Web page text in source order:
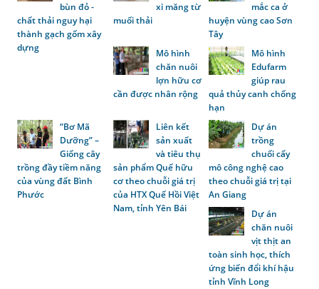
bùn đỏ -
chất thải nguy hại
thành gạch gốm xây
dựng
xi măng từ
muối thải
mắc ca ở
huyện vùng cao Sơn
Tây
Mô hình
chăn nuôi
lợn hữu cơ
cần được nhân rộng
Mô hình
Edufarm
giúp rau
quả thủy canh chống
hạn
“Bơ Mã
Dưỡng” –
Giống cây
trồng đầy tiềm năng
của vùng đất Bình
Phước
Liên kết
sản xuất
và tiêu thụ
sản phẩm Quế hữu
cơ theo chuỗi giá trị
của HTX Quế Hồi Việt
Nam, tỉnh Yên Bái
Dự án
trồng
chuối cấy
mô công nghệ cao
theo chuỗi giá trị tại
An Giang
Dự án
chăn nuôi
vịt thịt an
toàn sinh học, thích
ứng biến đổi khí hậu
tỉnh Vĩnh Long